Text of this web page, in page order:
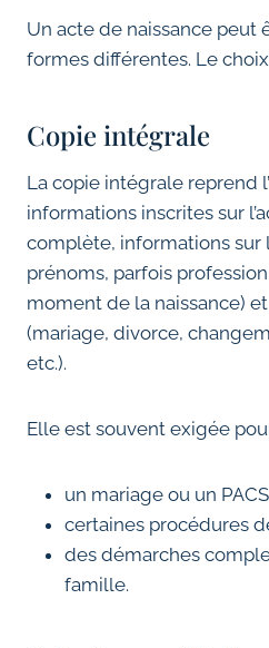
Un acte de naissance peut
formes différentes. Le
Copie intégrale
La copie intégrale reprend
informations inscrites sur
complète, informations sur
prénoms, parfois
moment de la naissance)
(mariage, divorce,
etc.).
Elle est souvent exigée
un mariage ou un
certaines procédures
des démarches
famille.